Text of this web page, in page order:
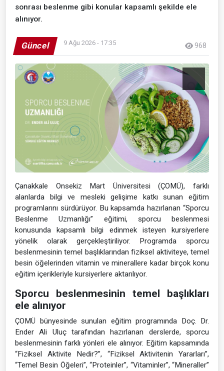
sonrası beslenme gibi konular kapsamlı şekilde ele
alınıyor.
Güncel 9 Ağu 2026 - 17:35 968
Çanakkale Onsekiz Mart Üniversitesi (ÇOMÜ), farklı
alanlarda bilgi ve mesleki gelişime katkı sunan eğitim
programlarını sürdürüyor. Bu kapsamda hazırlanan “Sporcu
Beslenme Uzmanlığı” eğitimi, sporcu beslenmesi
konusunda kapsamlı bilgi edinmek isteyen kursiyerlere
yönelik olarak gerçekleştiriliyor. Programda sporcu
beslenmesinin temel başlıklarından fiziksel aktiviteye, temel
besin öğelerinden vitamin ve minerallere kadar birçok konu
eğitim içerikleriyle kursiyerlere aktarılıyor.
Sporcu beslenmesinin temel başlıkları
ele alınıyor
ÇOMÜ bünyesinde sunulan eğitim programında Doç. Dr.
Ender Ali Uluç tarafından hazırlanan derslerde, sporcu
beslenmesinin farklı yönleri ele alınıyor. Eğitim kapsamında
“Fiziksel Aktivite Nedir?”, “Fiziksel Aktivitenin Yararları”,
“Temel Besin Öğeleri”, “Proteinler”, “Vitaminler”, “Mineraller”